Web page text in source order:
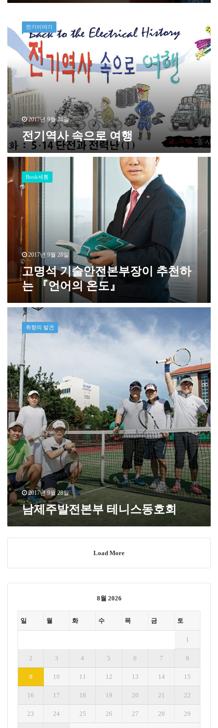
전기이야기
2017년 9월 28일
전기역사 속으로 여행
Book세통
2017년 9월 28일
고명석 기술안전본부장이 추천하
는 『언어의 온도』
취향의 발견
2017년 9월 28일
남제주발전본부 테니스동호회
Load More
8월 2026
일 월 화 수 목 금 토
1
2 3 4 5 6 7 8
9 10 11 12 13 14 15
16 17 18 19 20 21 22
23 24 25 26 27 28 29